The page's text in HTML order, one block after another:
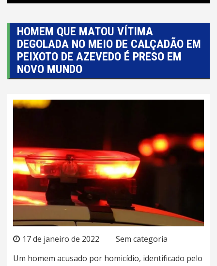
HOMEM QUE MATOU VÍTIMA
DEGOLADA NO MEIO DE CALÇADÃO EM
PEIXOTO DE AZEVEDO É PRESO EM
NOVO MUNDO
17 de janeiro de 2022
Sem categoria
Um homem acusado por homicídio, identificado pelo